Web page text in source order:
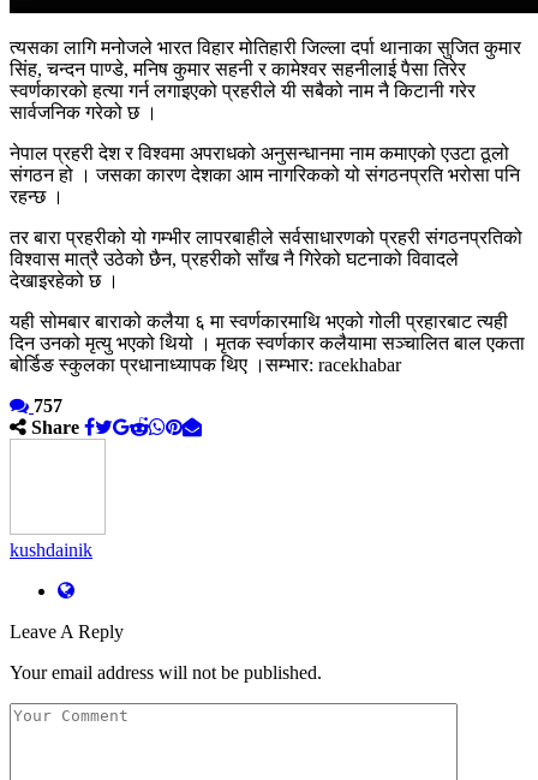
त्यसका लागि मनोजले भारत विहार मोतिहारी जिल्ला दर्पा थानाका सुजित कुमार
सिंह, चन्दन पाण्डे, मनिष कुमार सहनी र कामेश्वर सहनीलाई पैसा तिरेर
स्वर्णकारको हत्या गर्न लगाइएको प्रहरीले यी सबैको नाम नै किटानी गरेर
सार्वजनिक गरेको छ ।
नेपाल प्रहरी देश र विश्वमा अपराधको अनुसन्धानमा नाम कमाएको एउटा ठूलो
संगठन हो । जसका कारण देशका आम नागरिकको यो संगठनप्रति भरोसा पनि
रहन्छ ।
तर बारा प्रहरीको यो गम्भीर लापरबाहीले सर्वसाधारणको प्रहरी संगठनप्रतिको
विश्वास मात्रै उठेको छैन, प्रहरीको साँख नै गिरेको घटनाको विवादले
देखाइरहेको छ ।
यही सोमबार बाराको कलैया ६ मा स्वर्णकारमाथि भएको गोली प्रहारबाट त्यही
दिन उनको मृत्यु भएको थियो । मृतक स्वर्णकार कलैयामा सञ्चालित बाल एकता
बोर्डिङ स्कुलका प्रधानाध्यापक थिए ।सम्भार: racekhabar
757
Share
kushdainik
Leave A Reply
Your email address will not be published.